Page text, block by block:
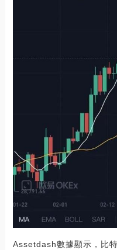
Assetdash數據顯示，比